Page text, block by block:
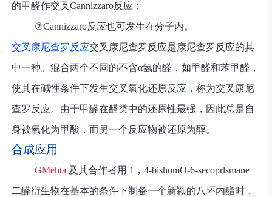
的甲醛作交叉Cannizzaro反应；
②Cannizzaro反应也可发生在分子内。
交叉康尼查罗反应交叉康尼查罗反应是康尼查罗反应的其
中一种。混合两个不同的不含α氢的醛，如甲醛和苯甲醛，
使其在碱性条件下发生交叉氧化还原反应，称为交叉康尼
查罗反应。由于甲醛在醛类中的还原性最强，因此总是自
身被氧化为甲酸，而另一个反应物被还原为醇。
合成应用
GMehta 及其合作者用 1，4-bishomO-6-secoprlsmane
二醛衍生物在基本的条件下制备一个新颖的八环内酯时，